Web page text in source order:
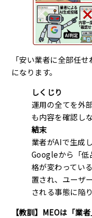
「安い業者に全部任
になります。
しくじり
運用の全てを外
も内容を確認し
結末
業者がAIで生成
Googleから「低
格が変わってい
置され、ユーザ
される事態に陥
【教訓】MEOは「業